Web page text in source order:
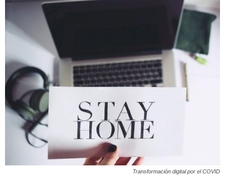
Transformación digital por el COVID